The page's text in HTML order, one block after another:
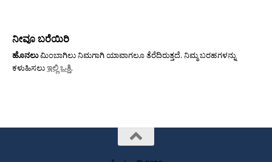
ನೀವೂ ಬರೆಯಿರಿ
ಹೊನಲುಮಿಂಬಾಗಿಲು ನಿಮಗಾಗಿ ಯಾವಾಗಲೂ ತೆರೆದಿರುತ್ತದೆ. ನಿಮ್ಮ ಬರಹಗಳನ್ನು
ಕಳುಹಿಸಲುಇಲ್ಲಿ ಒತ್ತಿ.